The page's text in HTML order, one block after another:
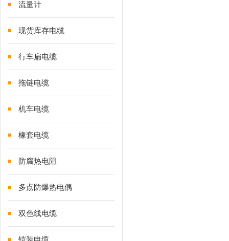
流量计
现货库存电缆
行车扁电缆
拖链电缆
机车电缆
橡套电缆
防腐热电阻
多点防爆热电偶
双色线电缆